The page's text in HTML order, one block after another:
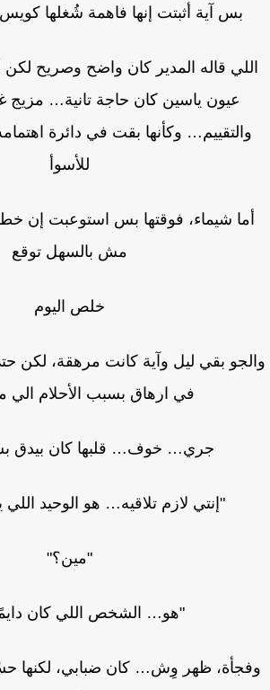
بس آية أثبتت إنها فاهمة شُغلها كويس
قاله المدير كان واضح وصريح لكن
عيون ياسين كان حاجة تانية… مزيج
والتقييم… وكأنها بقت في دائرة
للأسوأ
أما شيماء، فوقتها بس استوعبت إن
مش بالسهل توقع
خلص اليوم
بقي ليل وآية كانت مرهقة، لكن
في ارهاق بسبب الأحلام الي
جري… خوف… قلبها كان بيدق
"إنتي لازم تلاقيه… هو الوحيد اللي
"مين؟"
"هو… الشخص اللي كان دايمًا
ظهر وِش… كان ضبابي، لكنها حسّت